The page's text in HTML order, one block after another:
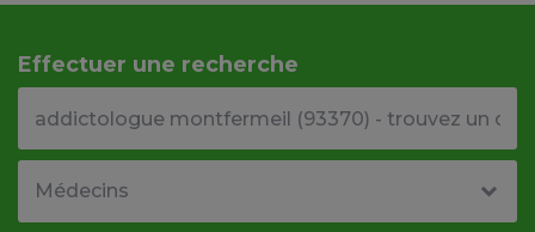
Effectuer une recherche